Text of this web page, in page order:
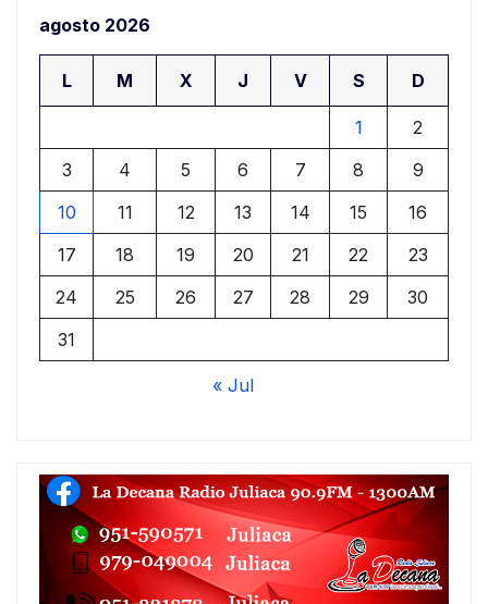
agosto 2026
L M X J V S D
1
2
3
4 5 6 7 8
9
10
11 12 13 14 15
16
17
18 19 20 21 22
23
24
25 26 27 28 29
30
31
« Jul